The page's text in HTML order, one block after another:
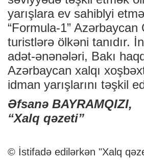
yarışlara ev sahiblyi
“Formula-1” Azərbaycan
turistlərə ölkəni tanıdır.
adət-ənənələri, Bakı
Azərbaycan xalqı
idman yarışlarını təşkil
Əfsanə BAYRAMQIZI,
“Xalq qəzeti”
© İstifadə edilərkən "Xalq